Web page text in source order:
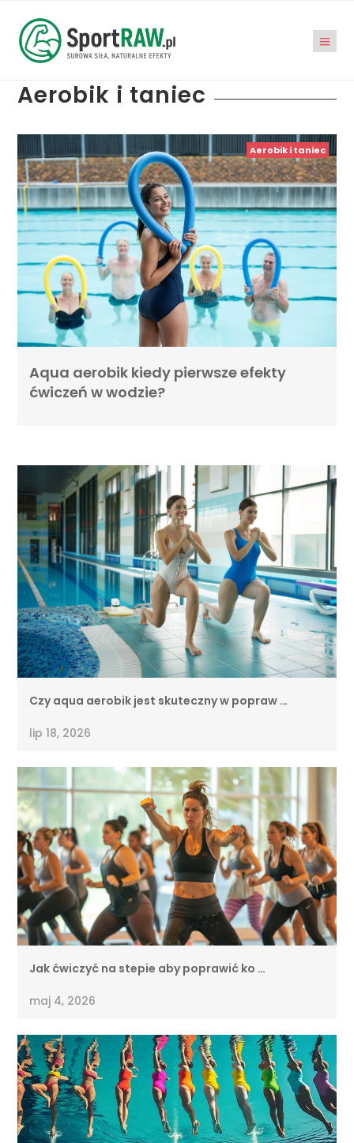
Aerobik i taniec
Aerobik i taniec
Aqua aerobik kiedy pierwsze efekty
ćwiczeń w wodzie?
Czy aqua aerobik jest skuteczny w popraw …
lip 18, 2026
Jak ćwiczyć na stepie aby poprawić ko …
maj 4, 2026